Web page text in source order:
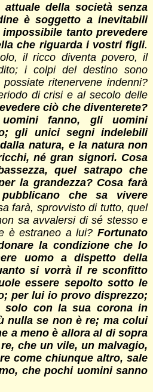
della società senza
è soggetto a inevitabili
tanto prevedere
che riguarda i vostri figli.
il ricco diventa povero, il
i colpi del destino sono
ritenervene indenni?
di crisi e al secolo delle
ciò che diventerete?
fanno, gli uomini
gli unici segni indelebili
natura, e la natura non
né gran signori. Cosa
quel satrapo che
la grandezza? Cosa farà
che sa vivere
farà, sprovvisto di tutto, quel
sa avvalersi di sé stesso e
è estraneo a lui?Fortunato
la condizione che lo
uomo a dispetto della
si vorrà il re sconfitto
essere sepolto sotto le
per lui io provo disprezzo;
solo con la sua corona in
nulla se non è re; ma colui
a meno è allora al di sopra
che un vile, un malvagio,
come chiunque altro, sale
che pochi uomini sanno